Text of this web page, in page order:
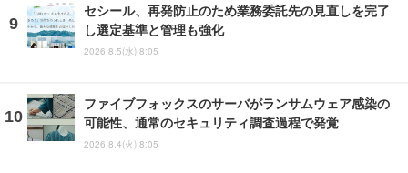
セシール、再発防止のため業務委託先の見直しを完了
し選定基準と管理も強化
2026.8.5(水) 8:05
ファイブフォックスのサーバがランサムウェア感染の
可能性、通常のセキュリティ調査過程で発覚
2026.8.4(火) 8:05